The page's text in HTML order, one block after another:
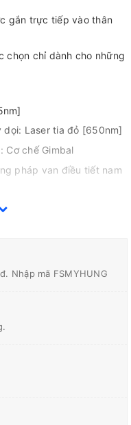
gắn trực tiếp vào thân
chỉ dành cho những
dọi: Laser tia đỏ [650nm]
Cơ chế Gimbal
pháp van điều tiết nam
dòng dọc
Nhập mã FSMYHUNG